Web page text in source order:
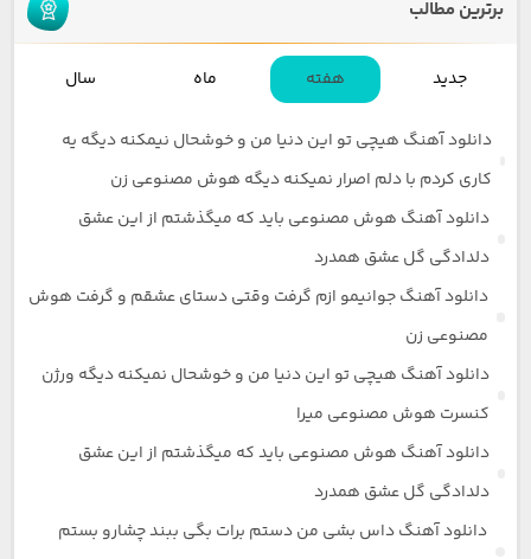
برترین مطالب
جدید هفته ماه سال
دانلود آهنگ هیچی تو این دنیا من و خوشحال نیمکنه دیگه یه
کاری کردم با دلم اصرار نمیکنه دیگه هوش مصنوعی زن
دانلود آهنگ هوش مصنوعی باید که میگذشتم از این عشق
دلدادگی گل عشق همدرد
دانلود آهنگ جوانیمو ازم گرفت وقتی دستای عشقم و گرفت هوش
مصنوعی زن
دانلود آهنگ هیچی تو این دنیا من و خوشحال نمیکنه دیگه ورژن
کنسرت هوش مصنوعی میرا
دانلود آهنگ هوش مصنوعی باید که میگذشتم از این عشق
دلدادگی گل عشق همدرد
دانلود آهنگ داس بشی من دستم برات بگی ببند چشارو بستم